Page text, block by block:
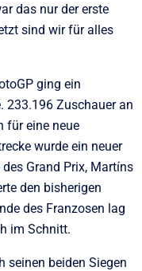
das nur der erste
sind wir für alles
ging ein
233.196 Zuschauer an
für eine neue
wurde ein neuer
Grand Prix, Martíns
den bisherigen
des Franzosen lag
im Schnitt.
seinen beiden Siegen